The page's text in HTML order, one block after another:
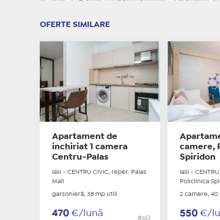
OFERTE SIMILARE
Apartament de
inchiriat 1 camera
Centru-Palas
Iasi - CENTRU CIVIC, reper: Palas
Mall
garsonieră, 38 mp utili
470 €/lună
#60
camere,
Spiridon
Iasi -
Policlinica
2 camere, 40
550€/